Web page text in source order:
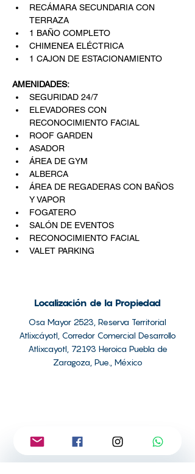
RECÁMARA SECUNDARIA CON
TERRAZA
1 BAÑO COMPLETO
CHIMENEA ELÉCTRICA
1 CAJON DE ESTACIONAMIENTO
AMENIDADES:
SEGURIDAD 24/7
ELEVADORES CON
RECONOCIMIENTO FACIAL
ROOF GARDEN
ASADOR
ÁREA DE GYM
ALBERCA
ÁREA DE REGADERAS CON BAÑOS
Y VAPOR
FOGATERO
SALÓN DE EVENTOS
RECONOCIMIENTO FACIAL
VALET PARKING
Localización de la Propiedad
Osa Mayor 2523, Reserva Territorial
Atlixcáyotl, Corredor Comercial Desarrollo
Atlixcayotl, 72193 Heroica Puebla de
Zaragoza, Pue., México